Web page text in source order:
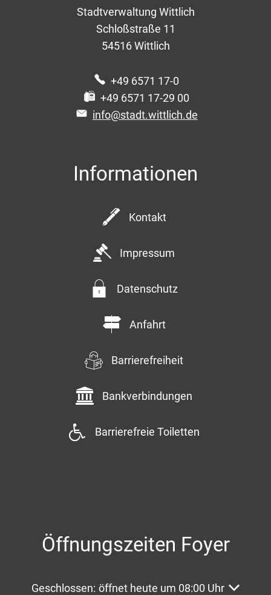
Stadtverwaltung Wittlich
Schloßstraße 11
54516 Wittlich
+49 6571 17-0
+49 6571 17-29 00
info@stadt.wittlich.de
Informationen
Kontakt
Impressum
Datenschutz
Anfahrt
Barrierefreiheit
Bankverbindungen
Barrierefreie Toiletten
Öffnungszeiten Foyer
Klicken, um weitere Öffnungs- oder Schließzeiten
Geschlossen: öffnet heute um 08:00 Uhr